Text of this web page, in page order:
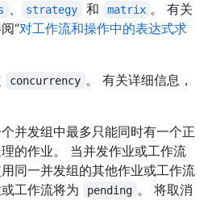
、 strategy 和 matrix 。 有关
“对工作流和操作中的表达式求
concurrency 。 有关详细信息，
并发组中最多只能同时有一个正
的作业。 当并发作业或工作流
同一并发组的其他作业或工作流
工作流将为
pending 。 将取消